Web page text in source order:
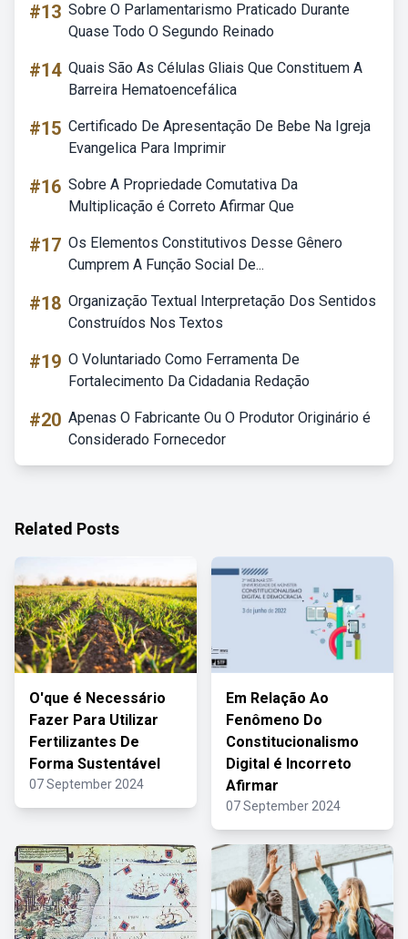
#13 Sobre O Parlamentarismo Praticado Durante
Quase Todo O Segundo Reinado
#14 Quais São As Células Gliais Que Constituem A
Barreira Hematoencefálica
#15 Certificado De Apresentação De Bebe Na Igreja
Evangelica Para Imprimir
#16 Sobre A Propriedade Comutativa Da
Multiplicação é Correto Afirmar Que
#17 Os Elementos Constitutivos Desse Gênero
Cumprem A Função Social De...
#18 Organização Textual Interpretação Dos Sentidos
Construídos Nos Textos
#19 O Voluntariado Como Ferramenta De
Fortalecimento Da Cidadania Redação
#20 Apenas O Fabricante Ou O Produtor Originário é
Considerado Fornecedor
Related Posts
O'que é Necessário
Fazer Para Utilizar
Fertilizantes De
Forma Sustentável
07 September 2024
Em Relação Ao
Fenômeno Do
Constitucionalismo
Digital é Incorreto
Afirmar
07 September 2024